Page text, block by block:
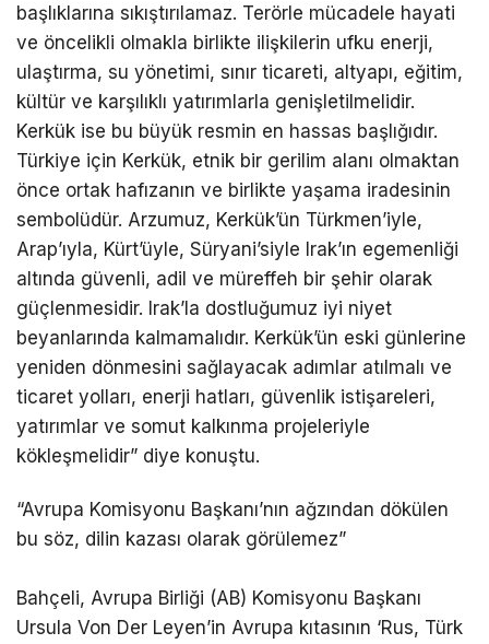
başlıklarına sıkıştırılamaz. Terörle mücadele hayati
ve öncelikli olmakla birlikte ilişkilerin ufku enerji,
ulaştırma, su yönetimi, sınır ticareti, altyapı, eğitim,
kültür ve karşılıklı yatırımlarla genişletilmelidir.
Kerkük ise bu büyük resmin en hassas başlığıdır.
Türkiye için Kerkük, etnik bir gerilim alanı olmaktan
önce ortak hafızanın ve birlikte yaşama iradesinin
sembolüdür. Arzumuz, Kerkük’ün Türkmen’iyle,
Arap’ıyla, Kürt’üyle, Süryani’siyle Irak’ın egemenliği
altında güvenli, adil ve müreffeh bir şehir olarak
güçlenmesidir. Irak’la dostluğumuz iyi niyet
beyanlarında kalmamalıdır. Kerkük’ün eski günlerine
yeniden dönmesini sağlayacak adımlar atılmalı ve
ticaret yolları, enerji hatları, güvenlik istişareleri,
yatırımlar ve somut kalkınma projeleriyle
kökleşmelidir” diye konuştu.
“Avrupa Komisyonu Başkanı’nın ağzından dökülen
bu söz, dilin kazası olarak görülemez”
Bahçeli, Avrupa Birliği (AB) Komisyonu Başkanı
Ursula Von Der Leyen’in Avrupa kıtasının ‘Rus, Türk